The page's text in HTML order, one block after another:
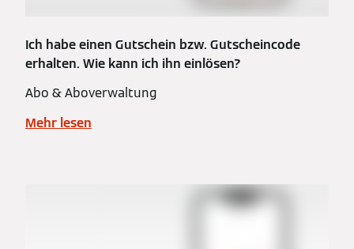
Ich habe einen Gutschein bzw. Gutscheincode
erhalten. Wie kann ich ihn einlösen?
Abo & Aboverwaltung
Mehr lesen